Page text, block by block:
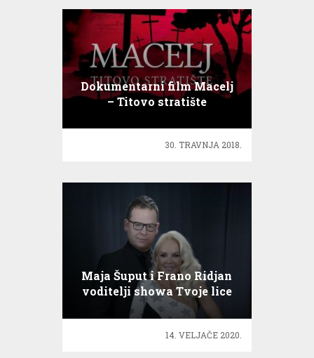
Dokumentarni film Macelj
– Titovo stratište
30. TRAVNJA 2018.
Maja Šuput i Frano Ridjan
voditelji showa Tvoje lice
zvuči poznato
14. VELJAČE 2020.